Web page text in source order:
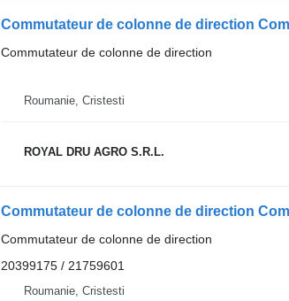
Commutateur de colonne de direction
Roumanie, Cristesti
ROYAL DRU AGRO S.R.L.
Commutateur de colonne de direction
20399175 / 21759601
Roumanie, Cristesti